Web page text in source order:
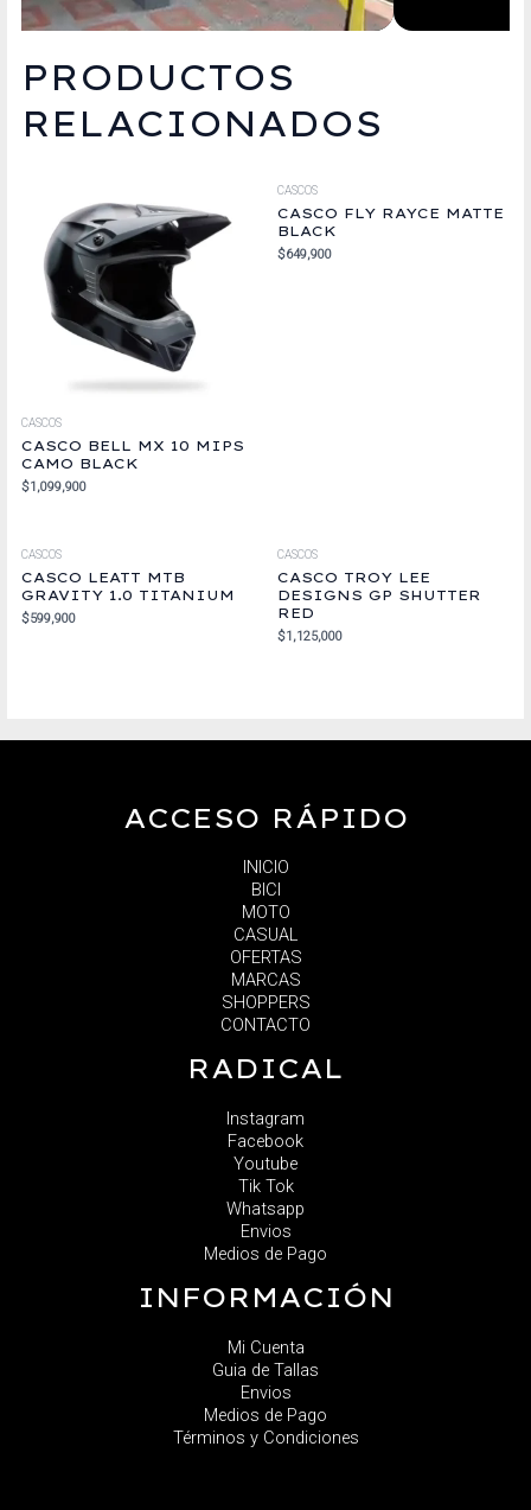
PRODUCTOS
RELACIONADOS
CASCOS
CASCO BELL MX 10 MIPS
CAMO BLACK
$1,099,900
CASCOS
CASCO FLY RAYCE MATTE
BLACK
$649,900
CASCOS
CASCO LEATT MTB
GRAVITY 1.0 TITANIUM
$599,900
CASCOS
CASCO TROY LEE
DESIGNS GP SHUTTER
RED
$1,125,000
ACCESO RÁPIDO
INICIO
BICI
MOTO
CASUAL
OFERTAS
MARCAS
SHOPPERS
CONTACTO
RADICAL
Instagram
Facebook
Youtube
Tik Tok
Whatsapp
Envios
Medios de Pago
INFORMACIÓN
Mi Cuenta
Guia de Tallas
Envios
Medios de Pago
Términos y Condiciones